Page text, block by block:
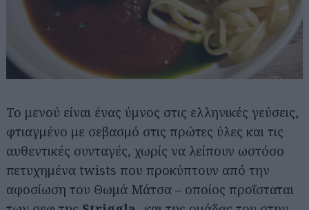
Το μενού είναι ένας ύμνος στις ελληνικές γεύσεις,
φτιαγμένο με σεβασμό στις πρώτες ύλες και τις
αυθεντικές συνταγές, χωρίς να λείπουν ωστόσο
πετυχημένα twists που προκύπτουν από την
αφοσίωση του Θωμά Μάτσα – οποίος προΐσταται